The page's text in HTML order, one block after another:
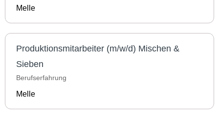
Melle
Produktionsmitarbeiter (m/w/d) Mischen &
Sieben
Berufserfahrung
Melle